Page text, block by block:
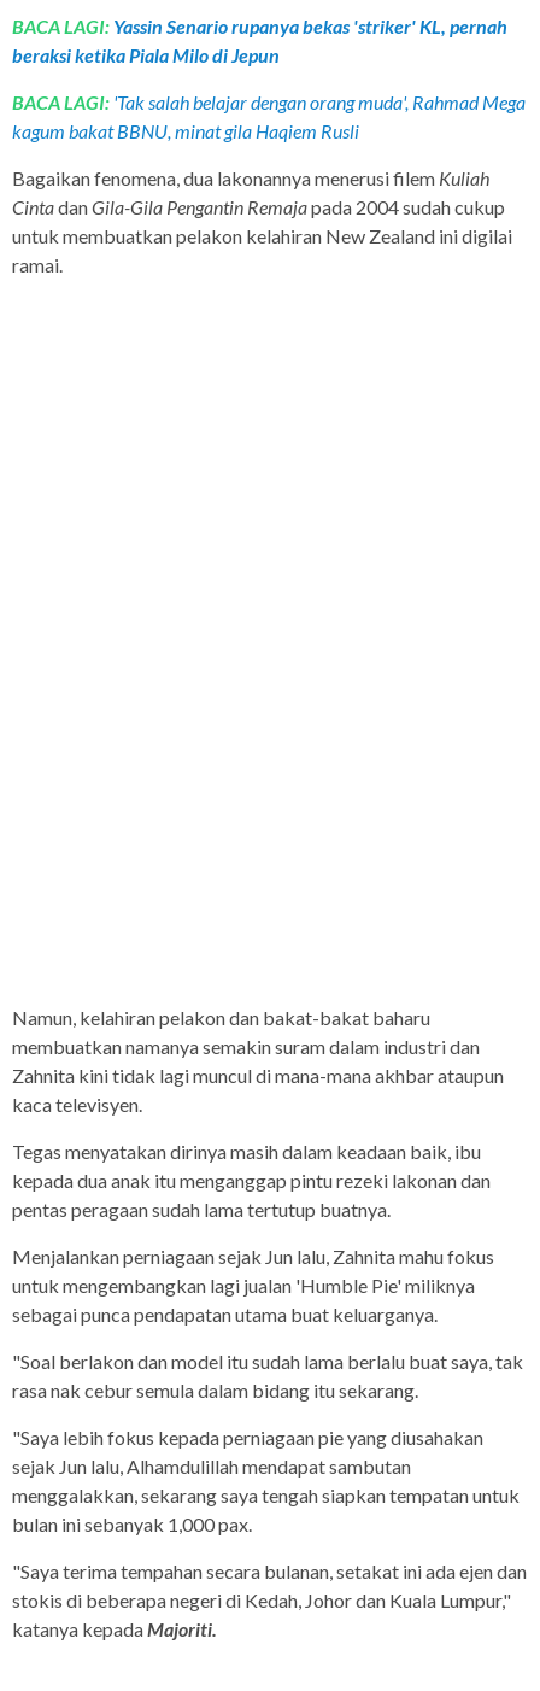
BACA LAGI: Yassin Senario rupanya bekas 'striker' KL, pernah
beraksi ketika Piala Milo di Jepun
BACA LAGI: 'Tak salah belajar dengan orang muda', Rahmad Mega
kagum bakat BBNU, minat gila Haqiem Rusli
Bagaikan fenomena, dua lakonannya menerusi filem Kuliah
CintadanGila-Gila Pengantin Remajapada 2004 sudah cukup
untuk membuatkan pelakon kelahiran New Zealand ini digilai
ramai.
Namun, kelahiran pelakon dan bakat-bakat baharu
membuatkan namanya semakin suram dalam industri dan
Zahnita kini tidak lagi muncul di mana-mana akhbar ataupun
kaca televisyen.
Tegas menyatakan dirinya masih dalam keadaan baik, ibu
kepada dua anak itu menganggap pintu rezeki lakonan dan
pentas peragaan sudah lama tertutup buatnya.
Menjalankan perniagaan sejak Jun lalu, Zahnita mahu fokus
untuk mengembangkan lagi jualan 'Humble Pie' miliknya
sebagai punca pendapatan utama buat keluarganya.
"Soal berlakon dan model itu sudah lama berlalu buat saya, tak
rasa nak cebur semula dalam bidang itu sekarang.
"Saya lebih fokus kepada perniagaan pie yang diusahakan
sejak Jun lalu, Alhamdulillah mendapat sambutan
menggalakkan, sekarang saya tengah siapkan tempatan untuk
bulan ini sebanyak 1,000 pax.
"Saya terima tempahan secara bulanan, setakat ini ada ejen dan
stokis di beberapa negeri di Kedah, Johor dan Kuala Lumpur,"
katanya kepada Majoriti.